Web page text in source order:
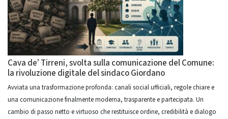
Cava de’ Tirreni, svolta sulla comunicazione del Comune:
la rivoluzione digitale del sindaco Giordano
Avviata una trasformazione profonda: canali social ufficiali, regole chiare e
una comunicazione finalmente moderna, trasparente e partecipata. Un
cambio di passo netto e virtuoso che restituisce ordine, credibilità e dialogo